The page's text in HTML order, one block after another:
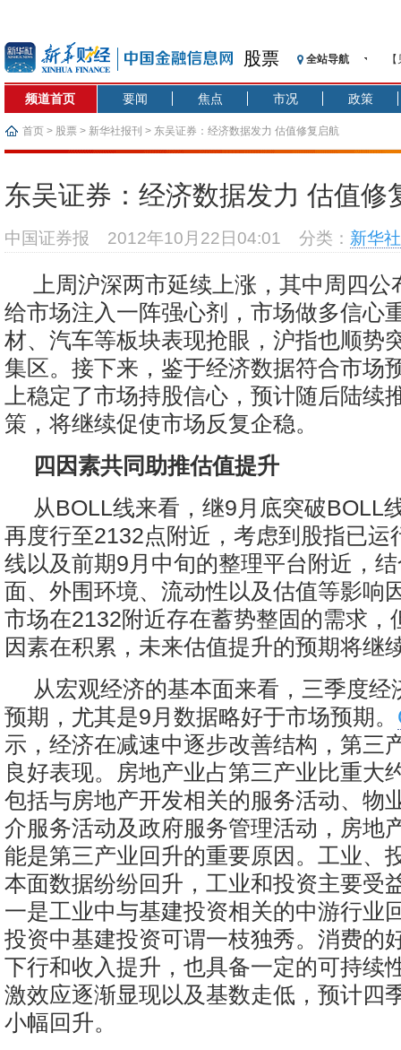
股票 全站导航
记
【
沥
济
频道首页 要闻 焦点 市况 政策
首页 > 股票 > 新华社报刊 > 东吴证券：经济数据发力 估值修复启航
东吴证券：经济数据发力 估值修
中国证券报 2012年10月22日04:01 分类： 新华
上周沪深两市延续上涨，其中周四公
给市场注入一阵强心剂，市场做多信心
材、汽车等板块表现抢眼，沪指也顺势
集区。接下来，鉴于经济数据符合市场
上稳定了市场持股信心，预计随后陆续
策，将继续促使市场反复企稳。
四因素共同助推估值提升
从BOLL线来看，继9月底突破BOLL
再度行至2132点附近，考虑到股指已运
线以及前期9月中旬的整理平台附近，
面、外围环境、流动性以及估值等影响
市场在2132附近存在蓄势整固的需求，
因素在积累，未来估值提升的预期将继
从宏观经济的基本面来看，三季度经
预期，尤其是9月数据略好于市场预期。
示，经济在减速中逐步改善结构，第三
良好表现。房地产业占第三产业比重大
包括与房地产开发相关的服务活动、物
介服务活动及政府服务管理活动，房地
能是第三产业回升的重要原因。工业、
本面数据纷纷回升，工业和投资主要受
一是工业中与基建投资相关的中游行业
投资中基建投资可谓一枝独秀。消费的
下行和收入提升，也具备一定的可持续
激效应逐渐显现以及基数走低，预计四
小幅回升。